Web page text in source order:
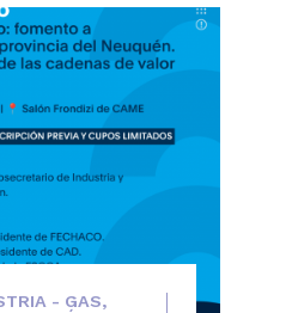
- GAS,